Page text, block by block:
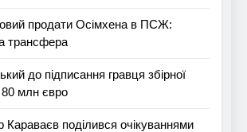
продати Осімхена в ПСЖ:
трансфера
до підписання гравця збірної
80 млн євро
поділився очікуваннями